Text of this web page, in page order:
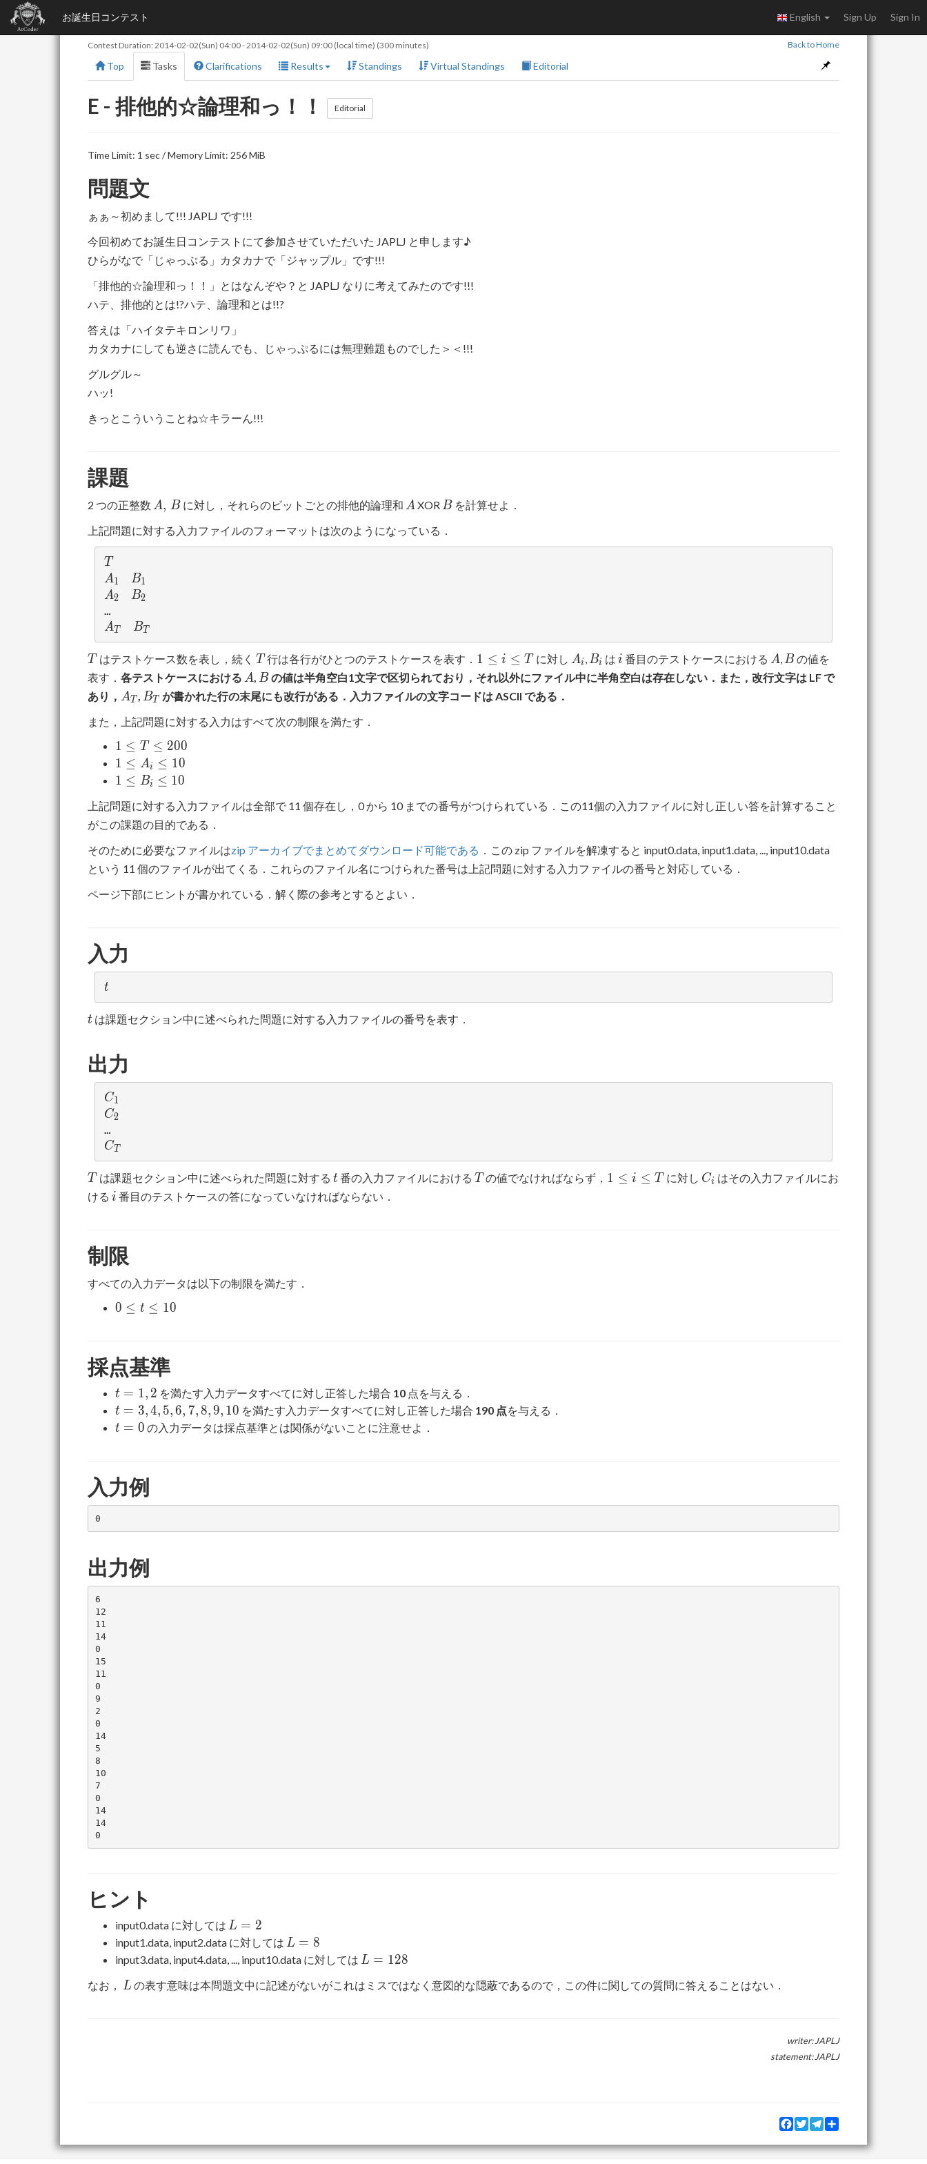
お誕生日コンテスト English Sign Up Sign In
Contest Duration: 2014-02-02(Sun) 04:00-2014-02-02(Sun) 09:00 (local time) (300 minutes) Back to Home
Top Tasks Clarifications Results Standings Virtual Standings Editorial
E - 排他的☆論理和っ！！ Editorial
Time Limit: 1 sec / Memory Limit: 256 MiB
問題文
ぁぁ～初めまして!!! JAPLJ です!!!
今回初めてお誕生日コンテストにて参加させていただいた JAPLJ と申します♪
ひらがなで「じゃっぷる」カタカナで「ジャップル」です!!!
「排他的☆論理和っ！！」とはなんぞや？と JAPLJ なりに考えてみたのです!!!
ハテ、排他的とは!?ハテ、論理和とは!!?
答えは「ハイタテキロンリワ」
カタカナにしても逆さに読んでも、じゃっぷるには無理難題ものでした＞＜!!!
グルグル～
ハッ!
きっとこういうことね☆キラーん!!!
課題
2 つの正整数 A,\,
A, B に対し，それらのビットごとの排他的論理和 A
AXOR B
B を計算せよ．
上記問題に対する入力ファイルのフォーマットは次のようになっている．
T
T
A_1
A1 B_1
B1
A_2
A2 B_2
B2
A_T
AT B_T
BT
T
T はテストケース数を表し，続く T
T 行は各行がひとつのテストケースを表す． 1
\leq
i
\leq
1 ≤ i ≤ T に対し A_i
Ai , B_i
Bi は i
i 番目のテストケースにおける A
A, B
Bの値を
表す． 各テストケースにおける A
A, B
Bの値は半角空白1文字で区切られており，それ以外にファイル中に半角空白は存在しない．また，改行文字は LF で
あり， A_T
AT , B_T
BT
が書かれた行の末尾にも改行がある．入力ファイルの文字コードは ASCII である．
また，上記問題に対する入力はすべて次の制限を満たす．
1
\leq
T
200
1 ≤ T ≤ 200
1
\leq
\leq
10
1 ≤ Ai ≤ 10
1
B_i
\leq
10
1 ≤ Bi ≤ 10
上記問題に対する入力ファイルは全部で 11 個存在し，0 から 10 までの番号がつけられている．この11個の入力ファイルに対し正しい答を計算すること
がこの課題の目的である．
そのために必要なファイルはzip アーカイブでまとめてダウンロード可能である ．この zip ファイルを解凍すると input0.data, input1.data, ..., input10.data
という 11 個のファイルが出てくる．これらのファイル名につけられた番号は上記問題に対する入力ファイルの番号と対応している．
ページ下部にヒントが書かれている．解く際の参考とするとよい．
入力
t
t
t
t は課題セクション中に述べられた問題に対する入力ファイルの番号を表す．
出力
C_1
C1
C_2
C2
C_T
CT
T
T は課題セクション中に述べられた問題に対する t
t番の入力ファイルにおける T
T の値でなければならず， 1
1 ≤ i ≤ T に対し C_i
Ci はその入力ファイルにお
ける i
i 番目のテストケースの答になっていなければならない．
制限
すべての入力データは以下の制限を満たす．
0
\leq
10
0 ≤ t ≤ 10
採点基準
t
=
1,
t = 1, 2 を満たす入力データすべてに対し正答した場合 10 点を与える．
t
=
5,
6,
7,
9,
t = 3,4, 5, 6, 7,8,9, 10 を満たす入力データすべてに対し正答した場合 190 点を与える．
t
t = 0 の入力データは採点基準とは関係がないことに注意せよ．
入力例
出力例
6
12
11
14
0
15
11
0
9
2
0
14
5
8
10
7
0
14
14
ヒント
input0.data に対しては L
=
L = 2
input1.data, input2.data に対しては L
=
L = 8
input3.data, input4.data, ..., input10.data に対しては L
128
L = 128
なお， L
Lの表す意味は本問題文中に記述がないがこれはミスではなく意図的な隠蔽であるので，この件に関しての質問に答えることはない．
writer: JAPLJ
statement: JAPLJ
Facebook
TwitterTelegram